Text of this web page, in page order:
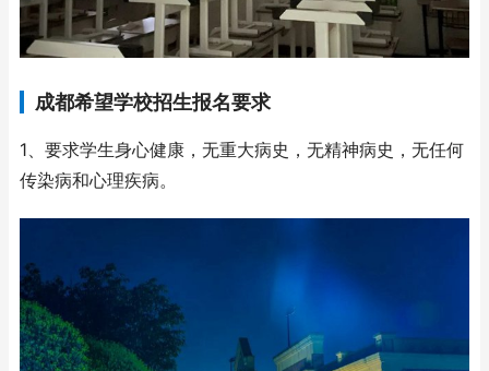
成都希望学校招生报名要求
1、要求学生身心健康，无重大病史，无精神病史，无任何
传染病和心理疾病。